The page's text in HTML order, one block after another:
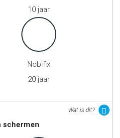
10 jaar
Nobifix
20 jaar
Wat is dit?
schermen